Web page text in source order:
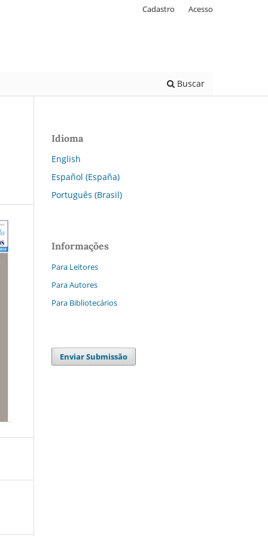
Buscar
Cadastro Acesso
Idioma
English
Español (España)
Português (Brasil)
Informações
Para Leitores
Para Autores
Para Bibliotecários
Enviar Submissão